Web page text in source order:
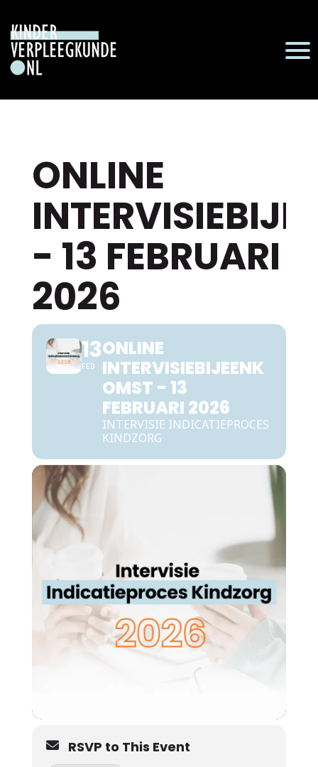
ONLINE
- 13 FEBRUARI
2026
13
FEB
ONLINE
INTERVISIEBIJEENK
OMST - 13
FEBRUARI 2026
INTERVISIE INDICATIEPROCES
KINDZORG
RSVP to This Event